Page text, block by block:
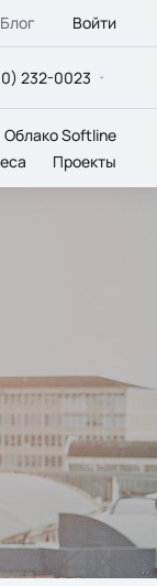
Блог Войти
232-0023
Облако Softline
Проекты